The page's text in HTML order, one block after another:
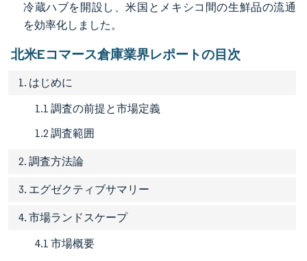
冷蔵ハブを開設し、米国とメキシコ間の生鮮品の流通
を効率化しました。
北米Eコマース倉庫業界レポートの目次
1. はじめに
1.1 調査の前提と市場定義
1.2 調査範囲
2. 調査方法論
3. エグゼクティブサマリー
4. 市場ランドスケープ
4.1 市場概要